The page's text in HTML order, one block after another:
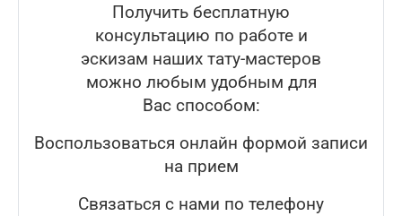
Получить бесплатную
консультацию по работе и
эскизам наших тату-мастеров
можно любым удобным для
Вас способом:
Воспользоваться онлайн формой записи
на прием
Связаться с нами по телефону